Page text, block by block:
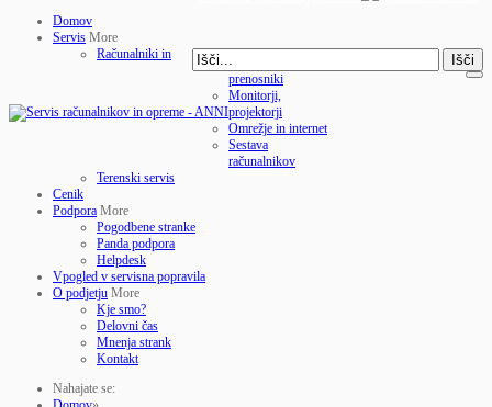
Išči
Domov
Servis More
Računalniki in
prenosniki
Monitorji,
projektorji
Omrežje in internet
Sestava
računalnikov
Terenski servis
Cenik
Podpora More
Pogodbene stranke
Panda podpora
Helpdesk
Vpogled v servisna popravila
O podjetju More
Kje smo?
Delovni čas
Mnenja strank
Kontakt
Nahajate se: